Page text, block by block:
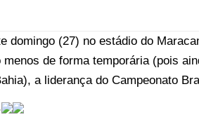
domingo (27) no estádio do
de forma temporária (pois
a liderança do Campeonato